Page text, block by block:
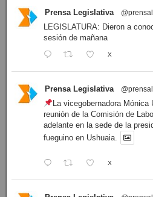
Prensa Legislativa
LEGISLATURA: Dieron a
sesión de mañana
X
Prensa Legislativa
La vicegobernadora
reunión de la Comisión de
adelante en la sede de la
fueguino en Ushuaia.
X